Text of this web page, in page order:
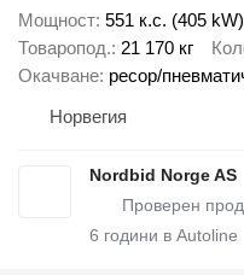
Мощност 551 к.с. (405 kW)
Товаропод. 21 170 кг
Окачване ресор/
Норвегия
Nordbid Norge AS
6 години в Autoline